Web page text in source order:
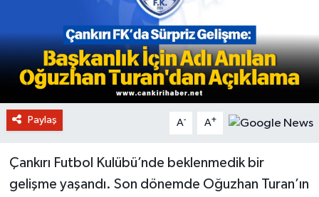
Paylaş A- A+
Çankırı Futbol Kulübü’nde beklenmedik bir
gelişme yaşandı. Son dönemde Oğuzhan Turan’ın